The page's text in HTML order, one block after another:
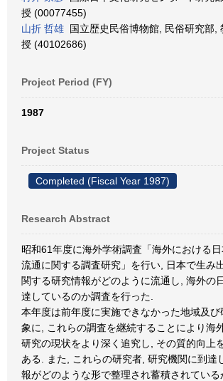
授 (00077455)
山折 哲雄 国立歴史民俗博物館, 民俗研究部,
授 (40102686)
Project Period (FY)
1987
Project Status
Completed (Fiscal Year 1987)
Research Abstract
昭和61年度に海外学術調査「海外における
流通に関する調査研究」を行い, 日本で生み
関する研究情報がどのように流通し, 海外の
達しているのか調査を行った.
本年度は前年度に実施できなかった地域及
象に, これらの調査を継続することにより海
研究の現状をより深く追究し, その質的向上
ある. また, これらの研究者, 研究機関に到達
報がどのような形で整理され蓄積されている